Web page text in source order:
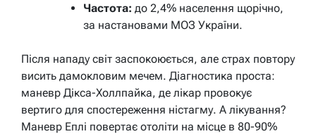
Частота: до 2,4% населення щорічно,
за настановами МОЗ України.
Після нападу світ заспокоюється, але страх повтору
висить дамокловим мечем. Діагностика проста:
маневр Дікса-Холлпайка, де лікар провокує
вертиго для спостереження ністагму. А лікування?
Маневр Еплі повертає отоліти на місце в 80-90%